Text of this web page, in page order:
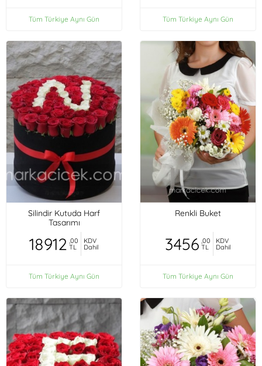
Tüm Türkiye Aynı Gün Tüm Türkiye Aynı Gün
Silindir Kutuda Harf
Tasarımı
18912 ,00
TL
KDV
Dahil
Tüm Türkiye Aynı Gün
Renkli Buket
3456 ,00
TL
KDV
Dahil
Tüm Türkiye Aynı Gün